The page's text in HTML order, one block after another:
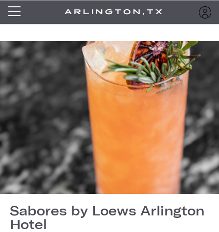
Sabores by Loews Arlington
Hotel